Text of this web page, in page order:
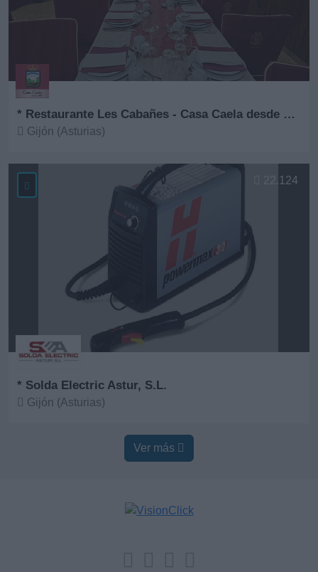
* Restaurante Les Cabañes - Casa Caela desde 1967
Gijón (Asturias)
* Solda Electric Astur, S.L.
Gijón (Asturias)
22.124
Ver más